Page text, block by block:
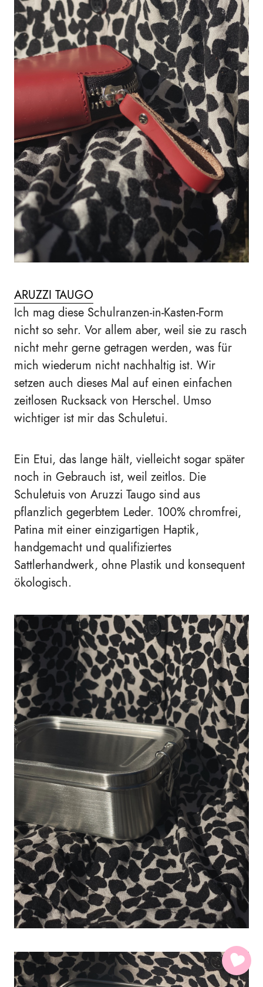
ARUZZI TAUGO
Ich mag diese Schulranzen-in-Kasten-Form
nicht so sehr. Vor allem aber, weil sie zu rasch
nicht mehr gerne getragen werden, was für
mich wiederum nicht nachhaltig ist. Wir
setzen auch dieses Mal auf einen einfachen
zeitlosen Rucksack von Herschel. Umso
wichtiger ist mir das Schuletui.
Ein Etui, das lange hält, vielleicht sogar später
noch in Gebrauch ist, weil zeitlos. Die
Schuletuis von Aruzzi Taugo sind aus
pflanzlich gegerbtem Leder. 100% chromfrei,
Patina mit einer einzigartigen Haptik,
handgemacht und qualifiziertes
Sattlerhandwerk, ohne Plastik und konsequent
ökologisch.